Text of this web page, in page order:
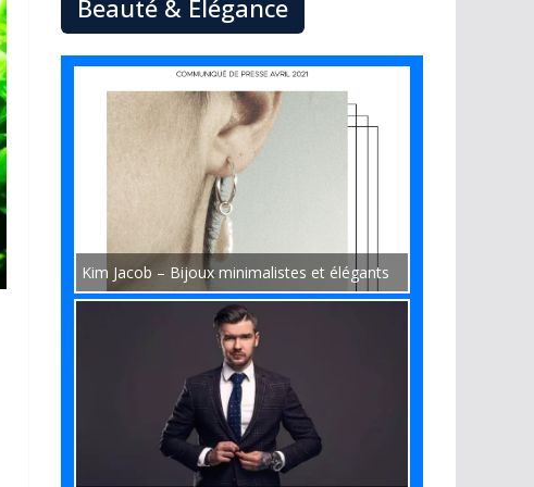
Beauté & Élégance
Kim Jacob – Bijoux minimalistes et élégants